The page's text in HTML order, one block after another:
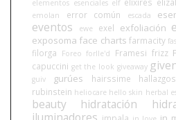
elementos esenciales elf
emolan error común escada
eventos ewe exel exfoliación
exposoma face charts farmacity
filorga
Foreo forlle'd Framesi frizz
capuccini get the look giveaway
guiv gurúes hairssime hallazgos
rubinstein heliocare hello skin herbal
beauty
hidratación